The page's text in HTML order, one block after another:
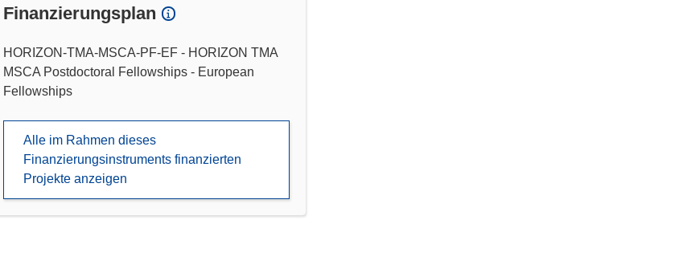
Finanzierungsplan
HORIZON-TMA-MSCA-PF-EF - HORIZON TMA
MSCA Postdoctoral Fellowships - European
Fellowships
Alle im Rahmen dieses
Finanzierungsinstruments finanzierten
Projekte anzeigen